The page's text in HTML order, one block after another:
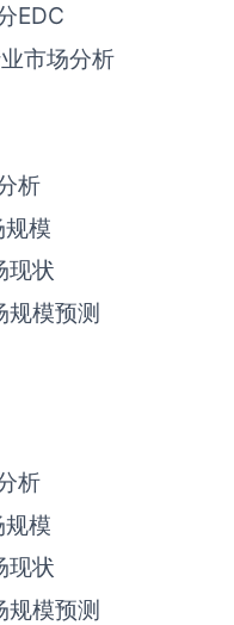
‌EDC‌
市场分析
析
规模
现状
规模预测
析
规模
现状
规模预测